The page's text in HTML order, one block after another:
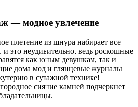
— модное увлечение
плетение из шнура набирает все
это неудивительно, ведь роскошные
как юным девушкам, так и
дома мод и глянцевые журналы
в сутажной технике!
сияние камней подчеркнет